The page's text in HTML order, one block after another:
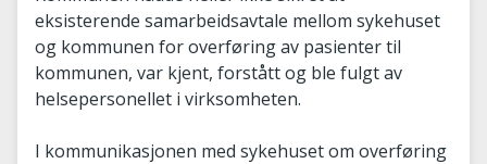
eksisterende samarbeidsavtale mellom sykehuset
og kommunen for overføring av pasienter til
kommunen, var kjent, forstått og ble fulgt av
helsepersonellet i virksomheten.
I kommunikasjonen med sykehuset om overføring